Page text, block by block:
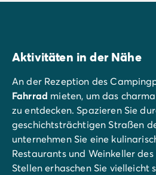
Aktivitäten in der Nähe
An der Rezeption des
Fahrrad mieten, um das
zu entdecken. Spazieren Sie
geschichtsträchtigen Straßen
unternehmen Sie eine
Restaurants und Weinkeller
Stellen erhaschen Sie vielleicht